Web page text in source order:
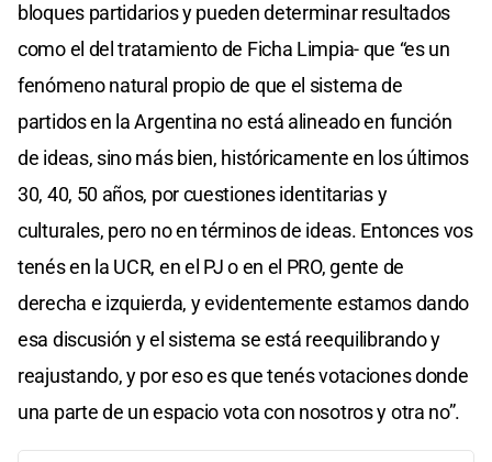
bloques partidarios y pueden determinar resultados
como el del tratamiento de Ficha Limpia- que “es un
fenómeno natural propio de que el sistema de
partidos en la Argentina no está alineado en función
de ideas, sino más bien, históricamente en los últimos
30, 40, 50 años, por cuestiones identitarias y
culturales, pero no en términos de ideas. Entonces vos
tenés en la UCR, en el PJ o en el PRO, gente de
derecha e izquierda, y evidentemente estamos dando
esa discusión y el sistema se está reequilibrando y
reajustando, y por eso es que tenés votaciones donde
una parte de un espacio vota con nosotros y otra no”.